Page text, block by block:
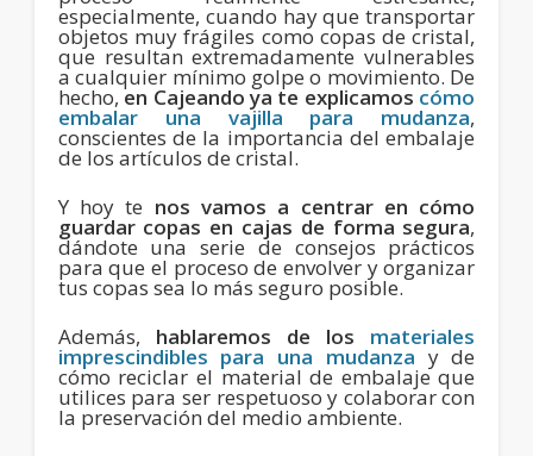
especialmente, cuando hay que transportar
objetos muy frágiles como copas de cristal,
que resultan extremadamente vulnerables
a cualquier mínimo golpe o movimiento. De
hecho,en Cajeando ya te explicamos cómo
embalar una vajilla para mudanza,
conscientes de la importancia del embalaje
de los artículos de cristal.
Y hoy te nos vamos a centrar en cómo
guardar copas en cajas de forma segura,
dándote una serie de consejos prácticos
para que el proceso de envolver y organizar
tus copas sea lo más seguro posible.
Además, hablaremos de los materiales
imprescindibles para una mudanza y de
cómo reciclar el material de embalaje que
utilices para ser respetuoso y colaborar con
la preservación del medio ambiente.